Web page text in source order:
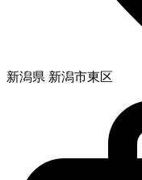
新潟県 新潟市東区